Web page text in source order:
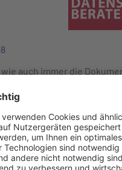
auch immer die
werden: Ungeachtet der
Mitteilung (Art. 13 Abs. 1,
einer klaren und einfachen
Marketingmitarbeitende
Vorgaben hinaus –
sind es wirklich diese
für die